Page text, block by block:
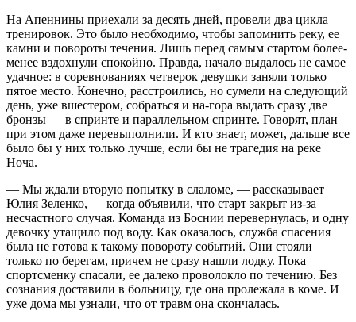
На Апеннины приехали за десять дней, провели два цикла
тренировок. Это было необходимо, чтобы запомнить реку, ее
камни и повороты течения. Лишь перед самым стартом более-
менее вздохнули спокойно. Правда, начало выдалось не самое
удачное: в соревнованиях четверок девушки заняли только
пятое место. Конечно, расстроились, но сумели на следующий
день, уже вшестером, собраться и на-гора выдать сразу две
бронзы — в спринте и параллельном спринте. Говорят, план
при этом даже перевыполнили. И кто знает, может, дальше все
было бы у них только лучше, если бы не трагедия на реке
Ноча.
— Мы ждали вторую попытку в слаломе, — рассказывает
Юлия Зеленко, — когда объявили, что старт закрыт из-за
несчастного случая. Команда из Боснии перевернулась, и одну
девочку утащило под воду. Как оказалось, служба спасения
была не готова к такому повороту событий. Они стояли
только по берегам, причем не сразу нашли лодку. Пока
спортсменку спасали, ее далеко проволокло по течению. Без
сознания доставили в больницу, где она пролежала в коме. И
уже дома мы узнали, что от травм она скончалась.